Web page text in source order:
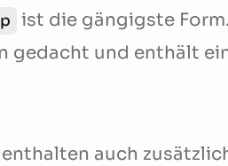
ist die gängigste
gedacht und enthält
auch